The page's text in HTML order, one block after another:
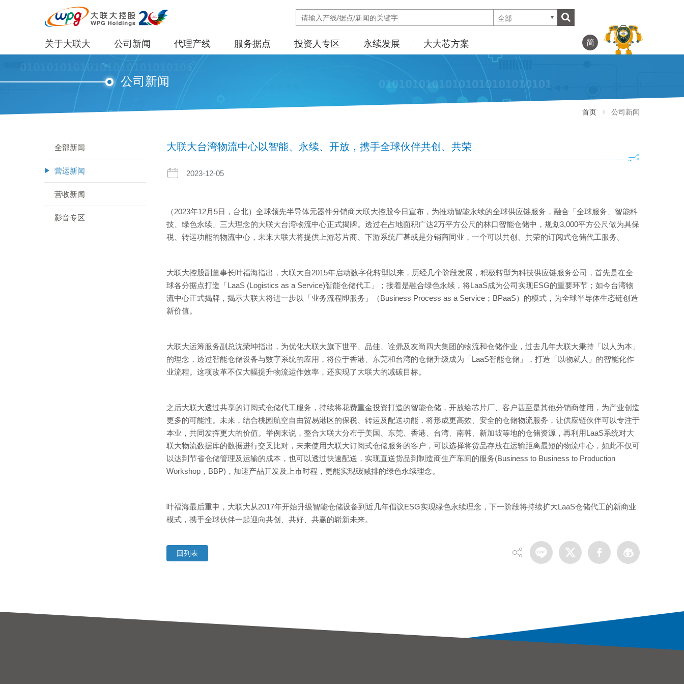
全部
关于大联大 公司新闻 代理产线 服务据点 投资人专区 永续发展 大大芯方案 简
公司新闻
首页 公司新闻
全部新闻
营运新闻
营收新闻
影音专区
大联大台湾物流中心以智能、永续、开放，携手全球伙伴共创、共荣
2023-12-05
（2023年12月5日，台北）全球领先半导体元器件分销商大联大控股今日宣布，为推动智能永续的全球供应链服务，融合「全球服务、智能科
技、绿色永续」三大理念的大联大台湾物流中心正式揭牌。透过在占地面积广达2万平方公尺的林口智能仓储中，规划3,000平方公尺做为具保
税、转运功能的物流中心，未来大联大将提供上游芯片商、下游系统厂甚或是分销商同业，一个可以共创、共荣的订阅式仓储代工服务。
大联大控股副董事长叶福海指出，大联大自2015年启动数字化转型以来，历经几个阶段发展，积极转型为科技供应链服务公司，首先是在全
球各分据点打造「LaaS (Logistics as a Service)智能仓储代工」；接着是融合绿色永续，将LaaS成为公司实现ESG的重要环节；如今台湾物
流中心正式揭牌，揭示大联大将进一步以「业务流程即服务」（Business Process as a Service；BPaaS）的模式，为全球半导体生态链创造
新价值。
大联大运筹服务副总沈荣坤指出，为优化大联大旗下世平、品佳、诠鼎及友尚四大集团的物流和仓储作业，过去几年大联大秉持「以人为本」
的理念，透过智能仓储设备与数字系统的应用，将位于香港、东莞和台湾的仓储升级成为「LaaS智能仓储」，打造「以物就人」的智能化作
业流程。这项改革不仅大幅提升物流运作效率，还实现了大联大的减碳目标。
之后大联大透过共享的订阅式仓储代工服务，持续将花费重金投资打造的智能仓储，开放给芯片厂、客户甚至是其他分销商使用，为产业创造
更多的可能性。未来，结合桃园航空自由贸易港区的保税、转运及配送功能，将形成更高效、安全的仓储物流服务，让供应链伙伴可以专注于
本业，共同发挥更大的价值。举例来说，整合大联大分布于美国、东莞、香港、台湾、南韩、新加坡等地的仓储资源，再利用LaaS系统对大
联大物流数据库的数据进行交叉比对，未来使用大联大订阅式仓储服务的客户，可以选择将货品存放在运输距离最短的物流中心，如此不仅可
以达到节省仓储管理及运输的成本，也可以透过快速配送，实现直送货品到制造商生产车间的服务(Business to Business to Production
Workshop，BBP)，加速产品开发及上市时程，更能实现碳减排的绿色永续理念。
叶福海最后重申，大联大从2017年开始升级智能仓储设备到近几年倡议ESG实现绿色永续理念，下一阶段将持续扩大LaaS仓储代工的新商业
模式，携手全球伙伴一起迎向共创、共好、共赢的崭新未来。
回列表